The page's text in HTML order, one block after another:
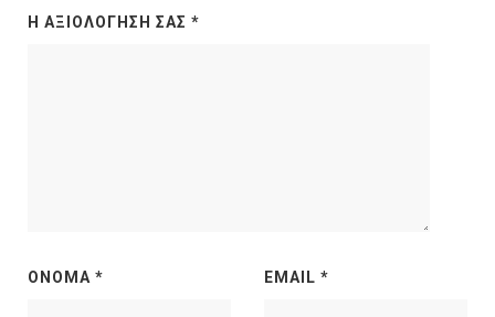
Η ΑΞΙΟΛΌΓΗΣΉ ΣΑΣ *
ΌΝΟΜΑ * EMAIL *